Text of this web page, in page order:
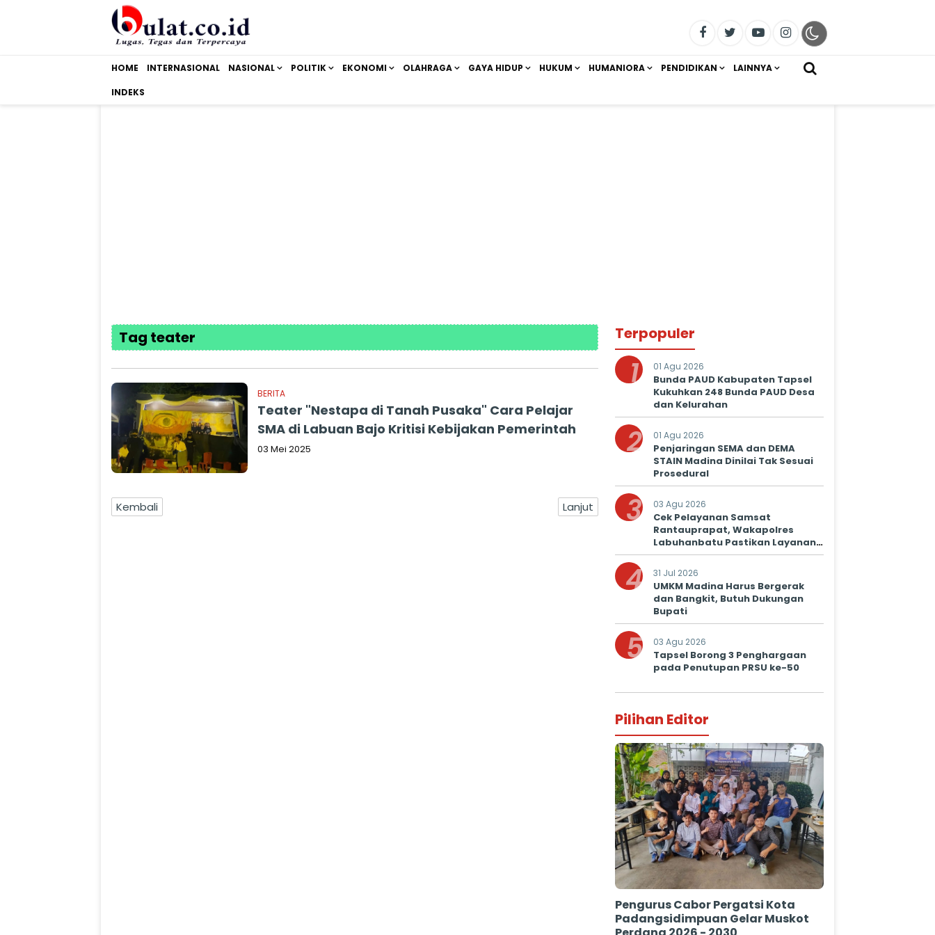
HOME INTERNASIONAL NASIONAL POLITIK EKONOMI OLAHRAGA GAYA HIDUP HUKUM HUMANIORA PENDIDIKAN LAINNYA
INDEKS
Tag teater
BERITA
Teater "Nestapa di Tanah Pusaka" Cara Pelajar
SMA di Labuan Bajo Kritisi Kebijakan Pemerintah
03 Mei 2025
Kembali Lanjut
Terpopuler
1 01 Agu 2026
Bunda PAUD Kabupaten Tapsel
Kukuhkan 248 Bunda PAUD Desa
dan Kelurahan
2 01 Agu 2026
Penjaringan SEMA dan DEMA
STAIN Madina Dinilai Tak Sesuai
Prosedural
3 03 Agu 2026
Cek Pelayanan Samsat
Rantauprapat, Wakapolres
Labuhanbatu Pastikan Layanan
Prima untuk Masyarakat
4 31 Jul 2026
UMKM Madina Harus Bergerak
dan Bangkit, Butuh Dukungan
Bupati
5 03 Agu 2026
Tapsel Borong 3 Penghargaan
pada Penutupan PRSU ke-50
Pilihan Editor
Pengurus Cabor Pergatsi Kota
Padangsidimpuan Gelar Muskot